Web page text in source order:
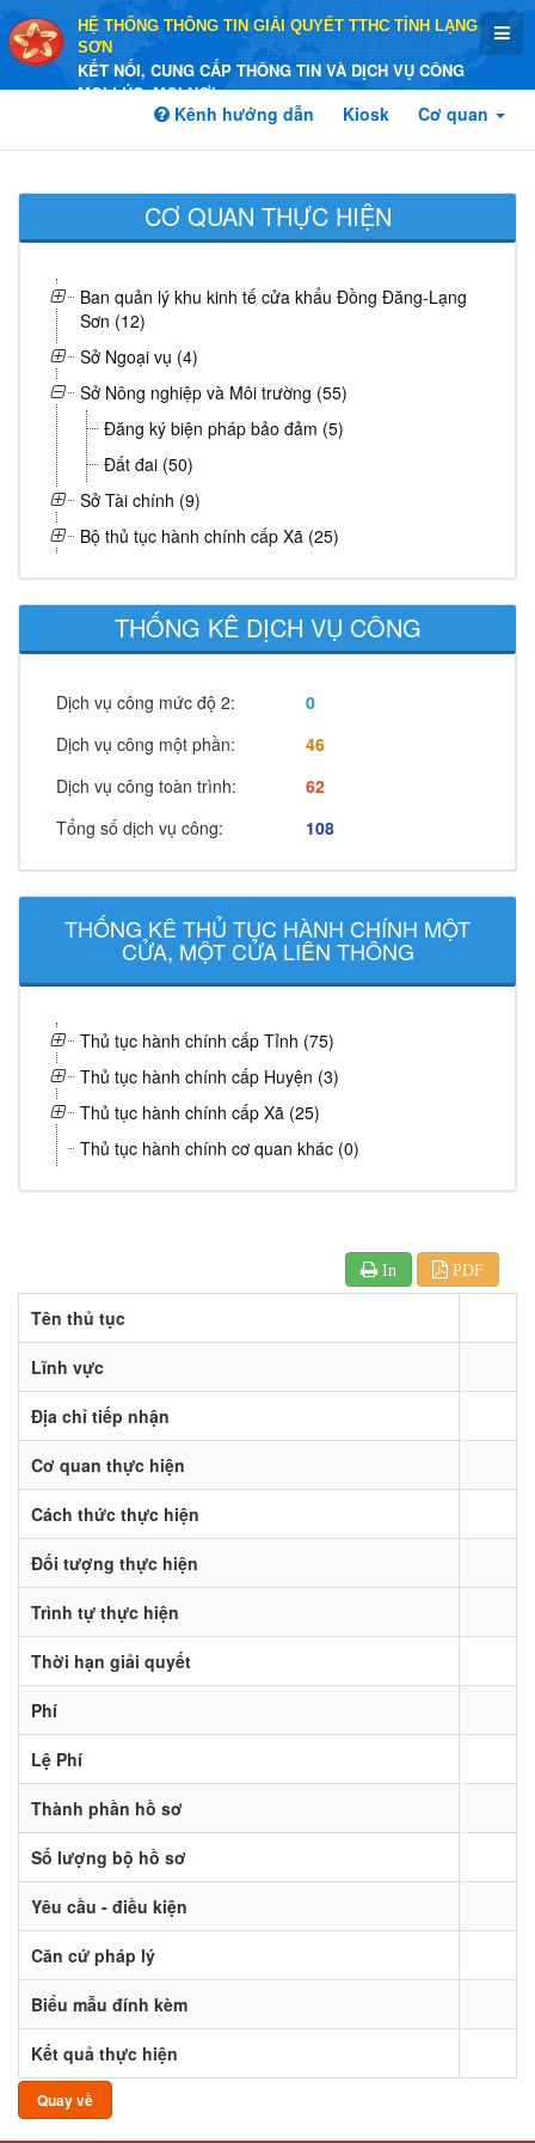
HỆ THỐNG THÔNG TIN GIẢI QUYẾT TTHC TỈNH LẠNG
SƠN
KẾT NỐI, CUNG CẤP THÔNG TIN VÀ DỊCH VỤ CÔNG
MỌI LÚC, MỌI NƠI
Kênh hướng dẫn Kiosk Cơ quan
CƠ QUAN THỰC HIỆN
Ban quản lý khu kinh tế cửa khẩu Đồng Đăng-Lạng
Sơn (12)
Sở Ngoại vụ (4)
Sở Nông nghiệp và Môi trường (55)
Đăng ký biện pháp bảo đảm (5)
Đất đai (50)
Sở Tài chính (9)
Bộ thủ tục hành chính cấp Xã (25)
THỐNG KÊ DỊCH VỤ CÔNG
Dịch vụ công mức độ 2:
0
Dịch vụ công một phần:
46
Dịch vụ công toàn trình:
62
Tổng số dịch vụ công:
108
THỐNG KÊ THỦ TỤC HÀNH CHÍNH MỘT
CỬA, MỘT CỬA LIÊN THÔNG
Thủ tục hành chính cấp Tỉnh (75)
Thủ tục hành chính cấp Huyện (3)
Thủ tục hành chính cấp Xã (25)
Thủ tục hành chính cơ quan khác (0)
In PDF
Tên thủ tục
Lĩnh vực
Địa chỉ tiếp nhận
Cơ quan thực hiện
Cách thức thực hiện
Đối tượng thực hiện
Trình tự thực hiện
Thời hạn giải quyết
Phí
Lệ Phí
Thành phần hồ sơ
Số lượng bộ hồ sơ
Yêu cầu - điều kiện
Căn cứ pháp lý
Biểu mẫu đính kèm
Kết quả thực hiện
Quay về